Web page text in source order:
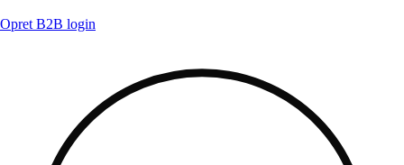
Opret B2B login